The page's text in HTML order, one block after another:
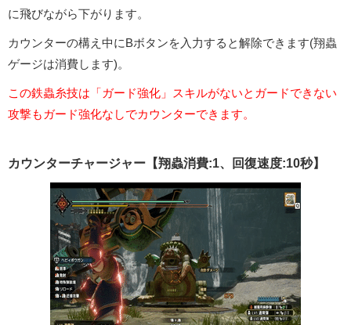
に飛びながら下がります。
カウンターの構え中にBボタンを入力すると解除できます(翔蟲
ゲージは消費します)。
この鉄蟲糸技は「ガード強化」スキルがないとガードできない
攻撃もガード強化なしでカウンターできます。
カウンターチャージャー【翔蟲消費:1、回復速度:10秒】